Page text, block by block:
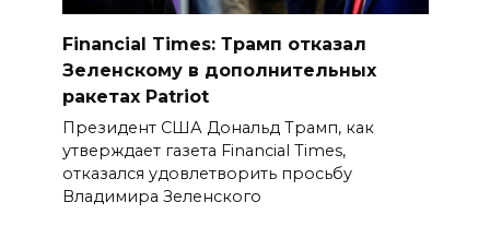
Financial Times: Трамп отказал
Зеленскому в дополнительных
ракетах Patriot
Президент США Дональд Трамп, как
утверждает газета Finan­cial Times,
отказался удовлетворить просьбу
Владимира Зеленского